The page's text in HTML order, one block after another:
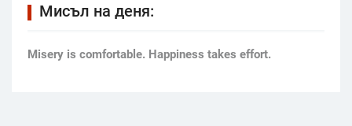
Мисъл на деня:
Мisery is comfortable. Happiness takes effort.